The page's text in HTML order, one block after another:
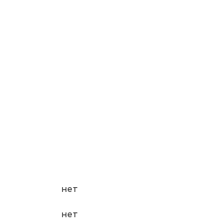
нет
нет